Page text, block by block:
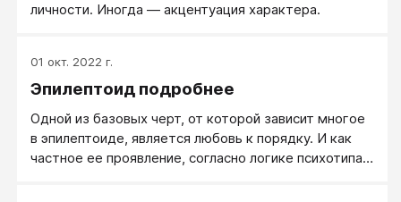
личности. Иногда — акцентуация характера.
01 окт. 2022 г.
Эпилептоид подробнее
Одной из базовых черт, от которой зависит многое
в эпилептоиде, является любовь к порядку. И как
частное ее проявление, согласно логике психотипа,